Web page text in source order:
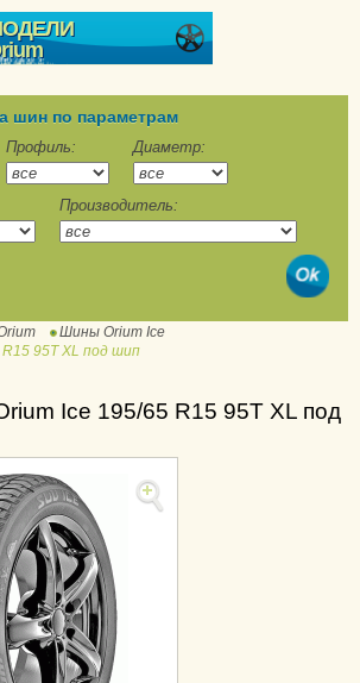
Ice 501
SUV Ice
SUV Winter
Winter
Winter 601
401 High Performance
Light Truck 101
Ultra High Performance
(UHP)
шин по параметрам
Профиль: Диаметр:
Производитель:
Шины Orium Ice
95T XL под шип
Ice 195/65 R15 95T XL под